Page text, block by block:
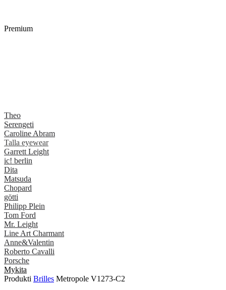
Premium
Theo
Serengeti
Caroline Abram
Talla eyewear
Garrett Leight
ic! berlin
Dita
Matsuda
Chopard
götti
Philipp Plein
Tom Ford
Mr. Leight
Line Art Charmant
Anne&Valentin
Roberto Cavalli
Porsche
Mykita
Produkti Brilles Metropole V1273-C2